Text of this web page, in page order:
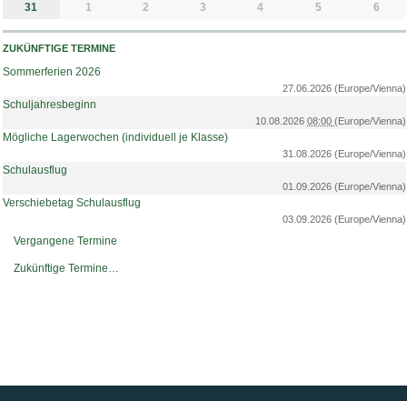
31
1 2 3 4 5 6
ZUKÜNFTIGE TERMINE
Sommerferien 2026
27.06.2026(Europe/Vienna)
Schuljahresbeginn
10.08.202608:00 (Europe/Vienna)
Mögliche Lagerwochen (individuell je Klasse)
31.08.2026(Europe/Vienna)
Schulausflug
01.09.2026(Europe/Vienna)
Verschiebetag Schulausflug
03.09.2026(Europe/Vienna)
Vergangene Termine
Zukünftige Termine…